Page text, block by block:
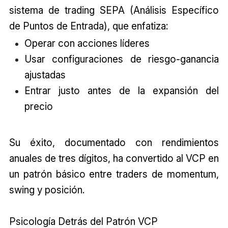
sistema de trading SEPA (Análisis Específico
de Puntos de Entrada), que enfatiza:
Operar con acciones líderes
Usar configuraciones de riesgo-ganancia
ajustadas
Entrar justo antes de la expansión del
precio
Su éxito, documentado con rendimientos
anuales de tres dígitos, ha convertido al VCP en
un patrón básico entre traders de momentum,
swing y posición.
Psicología Detrás del Patrón VCP